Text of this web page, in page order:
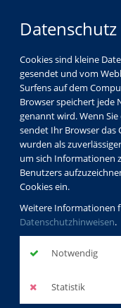
Datenschutz
Cookies sind kleine
gesendet und vom
Surfens auf dem
Browser speichert jede
genannt wird. Wenn
sendet Ihr Browser das
wurden als
um sich Informationen
Benutzers
Cookies ein.
Weitere Informationen
Datenschutzhinweisen.
Notwendig
Statistik